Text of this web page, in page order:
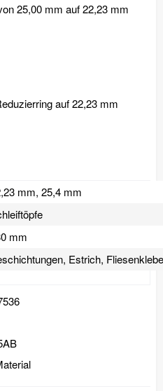
25,00 mm auf 22,23 mm
auf 22,23 mm
mm, 25,4 mm
mm
Estrich,